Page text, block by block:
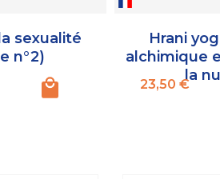
sexualité
n°2)
Hrani
alchimique
la
Prix
23,50 €